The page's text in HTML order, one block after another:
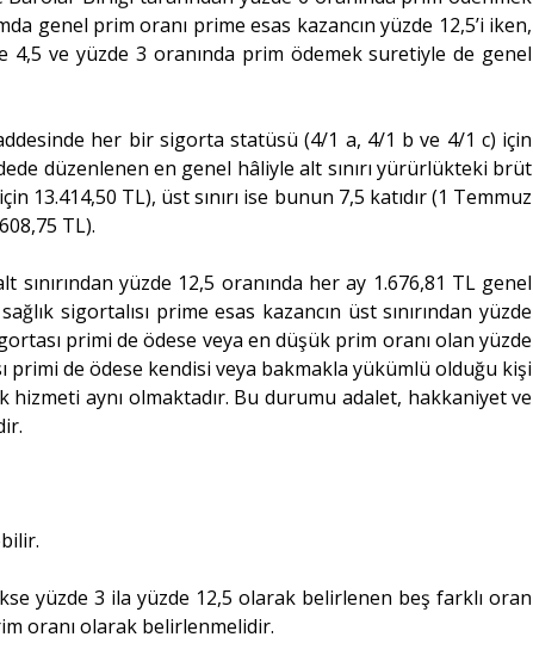
genel prim oranı prime esas kazancın yüzde 12,5’i iken,
4,5 ve yüzde 3 oranında prim ödemek suretiyle de genel
her bir sigorta statüsü (4/1 a, 4/1 b ve 4/1 c) için
düzenlenen en genel hâliyle alt sınırı yürürlükteki brüt
13.414,50 TL), üst sınırı ise bunun 7,5 katıdır (1 Temmuz
TL).
sınırından yüzde 12,5 oranında her ay 1.676,81 TL genel
sigortalısı prime esas kazancın üst sınırından yüzde
primi de ödese veya en düşük prim oranı olan yüzde
primi de ödese kendisi veya bakmakla yükümlü olduğu kişi
hizmeti aynı olmaktadır. Bu durumu adalet, hakkaniyet ve
yüzde 3 ila yüzde 12,5 olarak belirlenen beş farklı oran
oranı olarak belirlenmelidir.